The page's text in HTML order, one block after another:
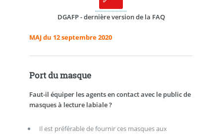
DGAFP - dernière version de la FAQ
MAJ du 12 septembre 2020
Port du masque
Faut-il équiper les agents en contact avec le public de
masques à lecture labiale ?
Il est préférable de fournir ces masques aux